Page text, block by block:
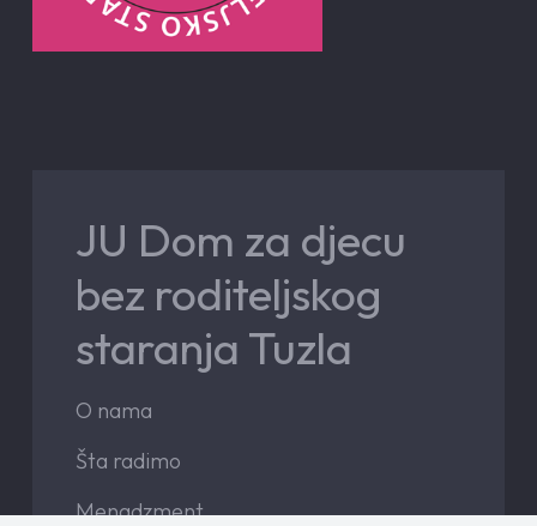
JU Dom za djecu
bez roditeljskog
staranja Tuzla
O nama
Šta radimo
Menadzment